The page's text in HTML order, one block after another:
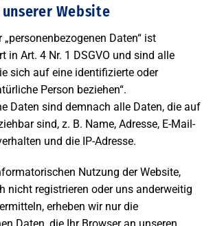
Website
Daten“ ist
in Art. 4 Nr. 1 DSGVO und sind alle
sich auf eine identifizierte oder
Person beziehen“.
Daten sind demnach alle Daten, die auf
sind, z. B. Name, Adresse, E-Mail-
und die IP-Adresse.
Nutzung der Website,
nicht registrieren oder uns anderweitig
erheben wir nur die